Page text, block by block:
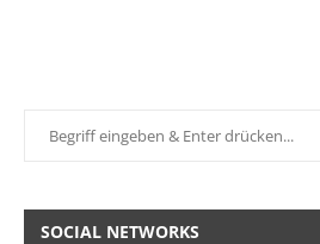
SOCIAL NETWORKS